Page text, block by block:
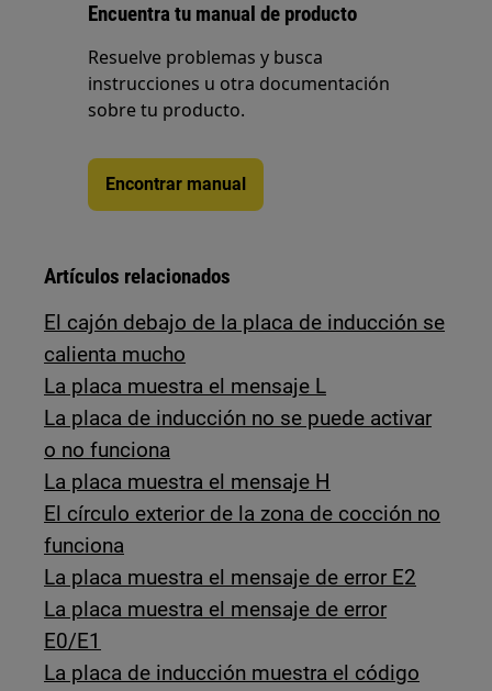
Encuentra tu manual de producto
Resuelve problemas y busca
instrucciones u otra documentación
sobre tu producto.
Encontrar manual
Artículos relacionados
El cajón debajo de la placa de inducción se
calienta mucho
La placa muestra el mensaje L
La placa de inducción no se puede activar
o no funciona
La placa muestra el mensaje H
El círculo exterior de la zona de cocción no
funciona
La placa muestra el mensaje de error E2
La placa muestra el mensaje de error
E0/E1
La placa de inducción muestra el código